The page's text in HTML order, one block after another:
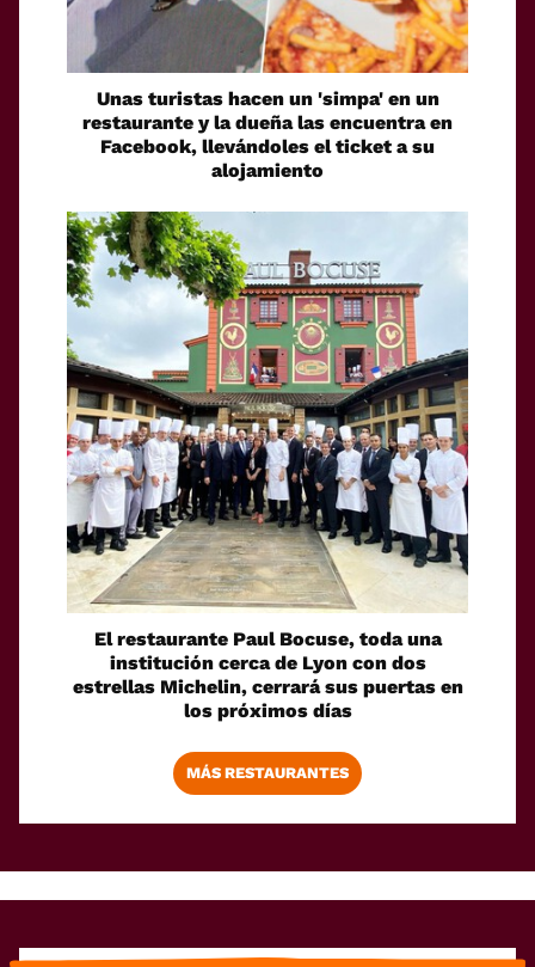
Unas turistas hacen un 'simpa' en un
restaurante y la dueña las encuentra en
Facebook, llevándoles el ticket a su
alojamiento
El restaurante Paul Bocuse, toda una
institución cerca de Lyon con dos
estrellas Michelin, cerrará sus puertas en
los próximos días
MÁS RESTAURANTES